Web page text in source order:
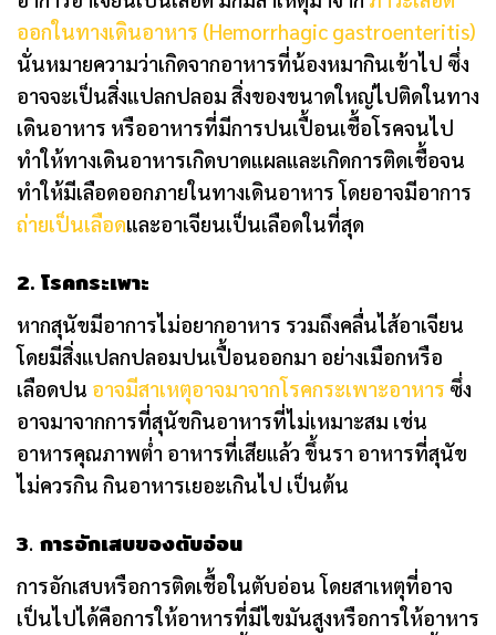
ออกในทางเดินอาหาร (Hemorrhagic gastroenteritis)
นั่นหมายความว่าเกิดจากอาหารที่น้องหมากินเข้าไป ซึ่ง
อาจจะเป็นสิ่งแปลกปลอม สิ่งของขนาดใหญ่ไปติดในทาง
เดินอาหาร หรืออาหารที่มีการปนเปื้อนเชื้อโรคจนไป
ทำให้ทางเดินอาหารเกิดบาดแผลและเกิดการติดเชื้อจน
ทำให้มีเลือดออกภายในทางเดินอาหาร โดยอาจมีอาการ
ถ่ายเป็นเลือดและอาเจียนเป็นเลือดในที่สุด
2. โรคกระเพาะ
หากสุนัขมีอาการไม่อยากอาหาร รวมถึงคลื่นไส้อาเจียน
โดยมีสิ่งแปลกปลอมปนเปื้อนออกมา อย่างเมือกหรือ
เลือดปน อาจมีสาเหตุอาจมาจากโรคกระเพาะอาหาร ซึ่ง
อาจมาจากการที่สุนัขกินอาหารที่ไม่เหมาะสม เช่น
อาหารคุณภาพต่ำ อาหารที่เสียแล้ว ขึ้นรา อาหารที่สุนัข
ไม่ควรกิน กินอาหารเยอะเกินไป เป็นต้น
3. การอักเสบของตับอ่อน
การอักเสบหรือการติดเชื้อในตับอ่อน โดยสาเหตุที่อาจ
เป็นไปได้คือการให้อาหารที่มีไขมันสูงหรือการให้อาหาร